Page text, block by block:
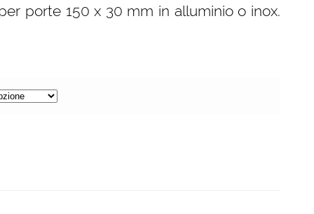
porte 150 x 30 mm in alluminio o inox.